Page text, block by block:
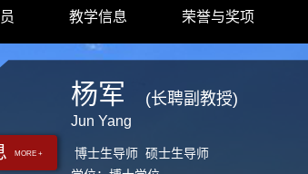
教学信息 荣誉与奖项
MORE +
杨军
Jun Yang
(长聘副教授)
博士生导师 硕士生导师